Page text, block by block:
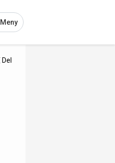
Meny
Del